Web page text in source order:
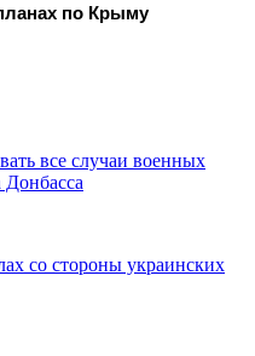
по Крыму
все случаи военных
Донбасса
со стороны украинских